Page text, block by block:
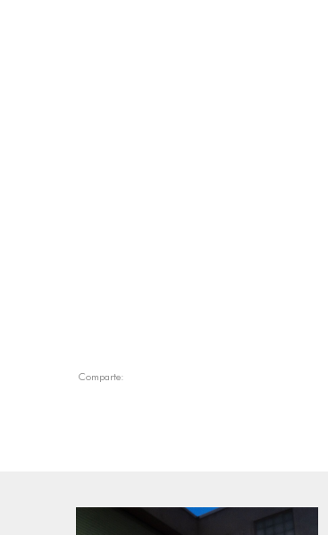
Comparte: